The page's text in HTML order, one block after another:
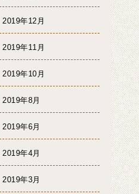
2019年12月
2019年11月
2019年10月
2019年8月
2019年6月
2019年4月
2019年3月